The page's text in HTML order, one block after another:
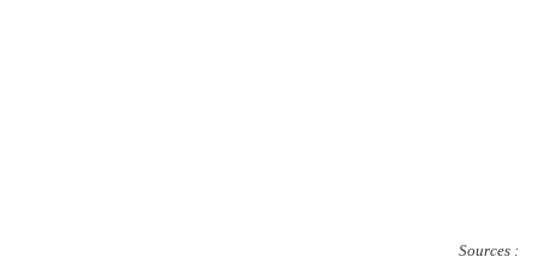
Sources :